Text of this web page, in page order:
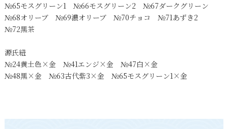
№65モスグリーン1 №66モスグリーン2 №67ダークグリーン
№68オリーブ №69濃オリーブ №70チョコ №71あずき2
№72黒茶
源氏紐
№24黄土色×金 №41エンジ×金 №47白×金
№48黒×金 №63古代紫3×金 №65モスグリーン1×金